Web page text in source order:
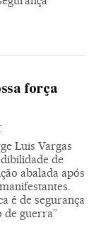
força
Luis Vargas
de
abalada após
é de segurança
de guerra”